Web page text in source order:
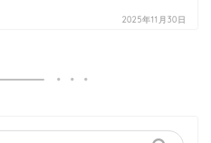
2025年11月30日